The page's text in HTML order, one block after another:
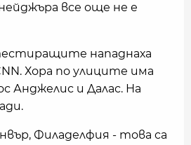
все още не е
нападнаха
Хора по улиците има
Анджелис и Далас. На
Филаделфия - това са